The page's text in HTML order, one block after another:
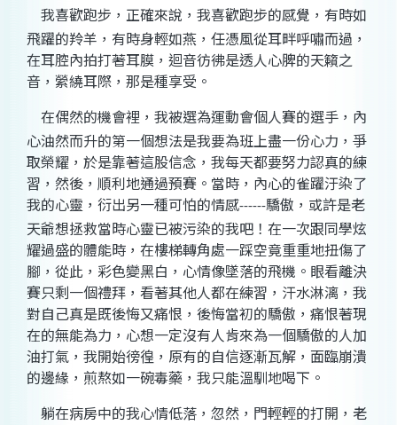
我喜歡跑步，正確來說，我喜歡跑步的感覺，有時如
飛躍的羚羊，有時身輕如燕，任憑風從耳畔呼嘯而過，
在耳腔內拍打著耳膜，迴音彷彿是透人心脾的天籟之
音，縈繞耳際，那是種享受。
在偶然的機會裡，我被選為運動會個人賽的選手，內
心油然而升的第一個想法是我要為班上盡一份心力，爭
取榮耀，於是靠著這股信念，我每天都要努力認真的練
習，然後，順利地通過預賽。當時，內心的雀躍汙染了
我的心靈，衍出另一種可怕的情感------驕傲，或許是老
天爺想拯救當時心靈已被污染的我吧！在一次跟同學炫
耀過盛的體能時，在樓梯轉角處一踩空竟重重地扭傷了
腳，從此，彩色變黑白，心情像墜落的飛機。眼看離決
賽只剩一個禮拜，看著其他人都在練習，汗水淋漓，我
對自己真是既後悔又痛恨，後悔當初的驕傲，痛恨著現
在的無能為力，心想一定沒有人肯來為一個驕傲的人加
油打氣，我開始徬徨，原有的自信逐漸瓦解，面臨崩潰
的邊緣，煎熬如一碗毒藥，我只能溫馴地喝下。
躺在病房中的我心情低落，忽然，門輕輕的打開，老